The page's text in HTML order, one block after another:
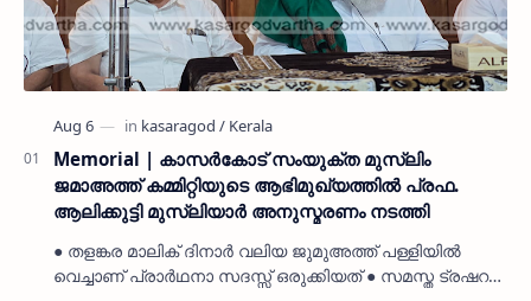
Memorial | കാസർകോട് സംയുക്ത മുസ്ലിം
ജമാഅത്ത് കമ്മിറ്റിയുടെ ആഭിമുഖ്യത്തിൽ പ്രഫ.
ആലിക്കുട്ടി മുസ്ലിയാർ അനുസ്മരണം നടത്തി
● തളങ്കര മാലിക് ദിനാർ വലിയ ജുമുഅത്ത് പള്ളിയിൽ
വെച്ചാണ് പ്രാർഥനാ സദസ്സ് ഒരുക്കിയത് ● സമസ്ത ട്രഷറർ